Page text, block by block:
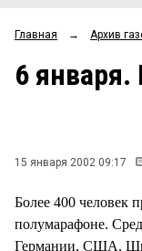
ОБЩЕСТВО
ЗАКОН
ПРОИСШЕСТВИЯ
СТИЛЬ ЖИЗНИ
Главная → Архив
6 января.
15 января 2002 09:17
Более 400 человек
полумарафоне.
Германии, США,